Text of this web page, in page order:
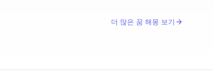
더 많은 꿈 해몽 보기